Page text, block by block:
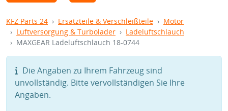
KFZ Parts 24 Ersatzteile & Verschleißteile
Motor
Luftversorgung & Turbolader
Ladeluftschlauch
MAXGEAR Ladeluftschlauch 18-0744
Die Angaben zu Ihrem Fahrzeug sind
unvollständig. Bitte vervollständigen Sie Ihre
Angaben.